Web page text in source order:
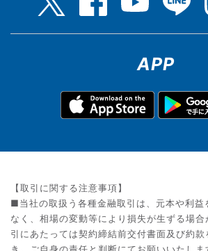
APP
【取引に関する注意事項】
■当社の取扱う各種金融取引は、元本や利益
なく、相場の変動等により損失が生ずる場合
引にあたっては契約締結前交付書面及び約
き、ご自身の責任と判断にてお願いいたしま